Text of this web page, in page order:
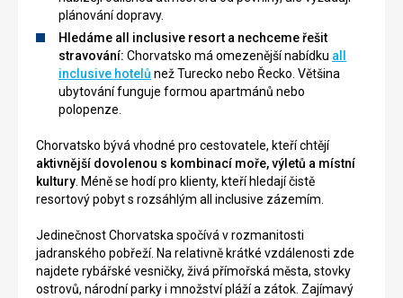
plánování dopravy.
Hledáme all inclusive resort a nechceme řešit
stravování: Chorvatsko má omezenější nabídku all
inclusive hotelů než Turecko nebo Řecko. Většina
ubytování funguje formou apartmánů nebo
polopenze.
Chorvatsko bývá vhodné pro cestovatele, kteří chtějí
aktivnější dovolenou s kombinací moře, výletů a místní
kultury . Méně se hodí pro klienty, kteří hledají čistě
resortový pobyt s rozsáhlým all inclusive zázemím.
Jedinečnost Chorvatska spočívá v rozmanitosti
jadranského pobřeží. Na relativně krátké vzdálenosti zde
najdete rybářské vesničky, živá přímořská města, stovky
ostrovů, národní parky i množství pláží a zátok. Zajímavý